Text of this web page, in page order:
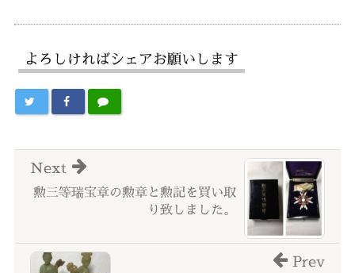
よろしければシェアお願いします
勲三等瑞宝章の勲章と勲記を買い取
り致しました。
Next
Prev